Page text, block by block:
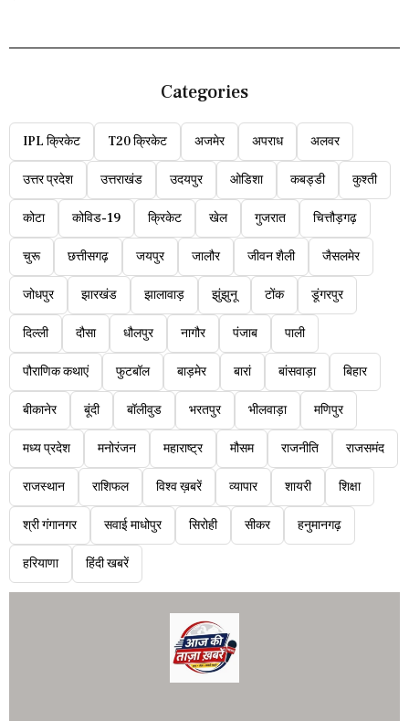
Categories
IPL क्रिकेट T20 क्रिकेट अजमेर अपराध अलवर
उत्तर प्रदेश उत्तराखंड उदयपुर ओडिशा कबड्डी कुश्ती
कोटा कोविड-19 क्रिकेट खेल गुजरात चित्तौड़गढ़
चुरू छत्तीसगढ़ जयपुर जालौर जीवन शैली जैसलमेर
जोधपुर झारखंड झालावाड़ झुंझुनू टोंक डूंगरपुर
दिल्ली दौसा धौलपुर नागौर पंजाब पाली
पौराणिक कथाएं फुटबॉल बाड़मेर बारां बांसवाड़ा बिहार
बीकानेर बूंदी बॉलीवुड भरतपुर भीलवाड़ा मणिपुर
मध्य प्रदेश मनोरंजन महाराष्ट्र मौसम राजनीति राजसमंद
राजस्थान राशिफल विश्व ख़बरें व्यापार शायरी शिक्षा
श्री गंगानगर सवाई माधोपुर सिरोही सीकर हनुमानगढ़
हरियाणा हिंदी खबरें